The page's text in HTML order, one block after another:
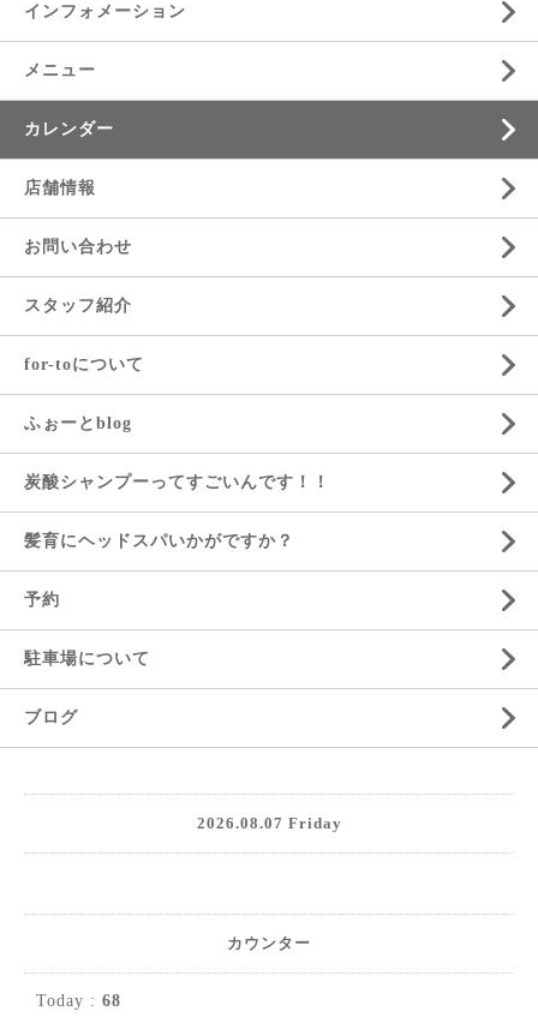
インフォメーション
メニュー
カレンダー
店舗情報
お問い合わせ
スタッフ紹介
for-toについて
ふぉーとblog
炭酸シャンプーってすごいんです！！
髪育にヘッドスパいかがですか？
予約
駐車場について
ブログ
2026.08.07 Friday
カウンター
Today : 68